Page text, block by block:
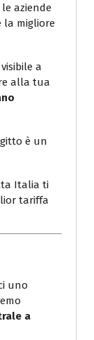
aziende
la migliore
a
alla tua
è un
Italia ti
tariffa
uno
a